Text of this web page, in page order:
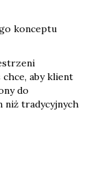
konceptu
aby klient
do
niż tradycyjnych